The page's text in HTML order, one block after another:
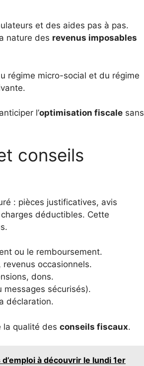
et des aides pas à pas.
nature des revenus imposables
régime micro-social et du régime
l’optimisation fiscale sans
conseils
: pièces justificatives, avis
déductibles. Cette
ou le remboursement.
occasionnels.
dons.
messages sécurisés).
déclaration.
la qualité des conseils fiscaux.
à découvrir le lundi 1er